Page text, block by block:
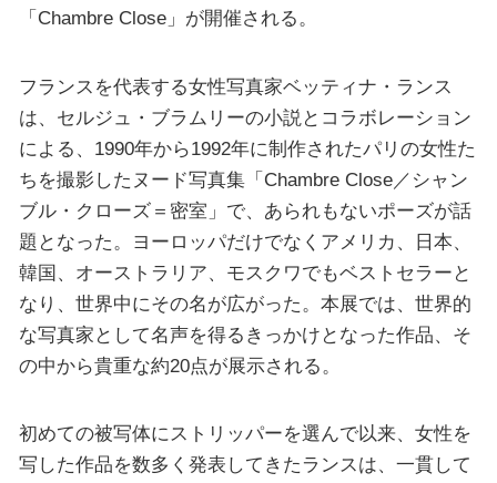
「Chambre Close」が開催される。
フランスを代表する女性写真家ベッティナ・ランス
は、セルジュ・ブラムリーの小説とコラボレーション
による、1990年から1992年に制作されたパリの女性た
ちを撮影したヌード写真集「Chambre Close／シャン
ブル・クローズ＝密室」で、あられもないポーズが話
題となった。ヨーロッパだけでなくアメリカ、日本、
韓国、オーストラリア、モスクワでもベストセラーと
なり、世界中にその名が広がった。本展では、世界的
な写真家として名声を得るきっかけとなった作品、そ
の中から貴重な約20点が展示される。
初めての被写体にストリッパーを選んで以来、女性を
写した作品を数多く発表してきたランスは、一貫して